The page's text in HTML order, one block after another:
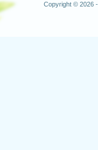
Copyright © 2026